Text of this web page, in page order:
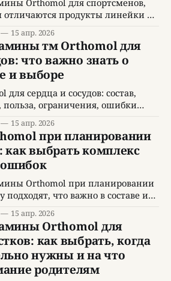
Orthomol для спортсменов,
отличаются продукты линейки и
под свою задачу.
15 апр. 2026
тм Orthomol для
что важно знать о
и выборе
для сердца и сосудов: состав,
ограничения, ошибки
выбора.
15 апр. 2026
при планировании
как выбрать комплекс
ошибок
Orthomol при планировании
подходят, что важно в составе и
15 апр. 2026
Orthomol для
как выбрать, когда
нужны и на что
родителям